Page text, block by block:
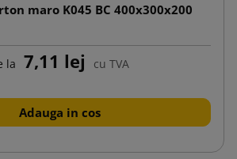
maro K045 BC 400x300x200
la 7,11 lej cu TVA
Adauga in cos